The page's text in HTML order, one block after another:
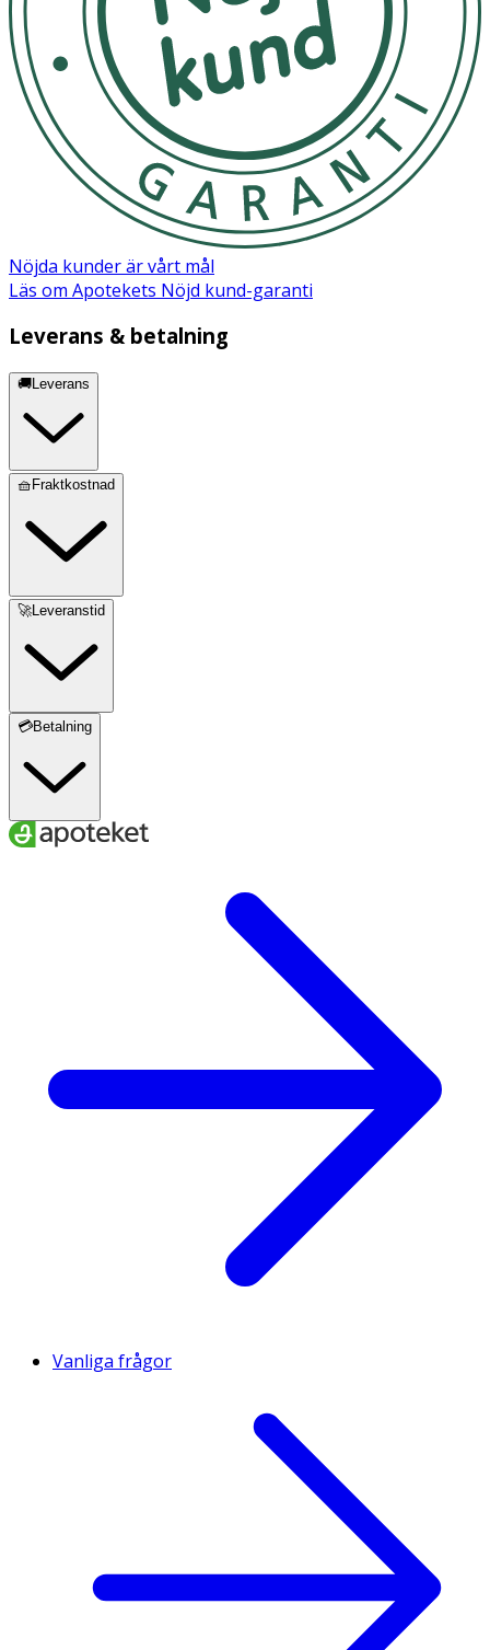
- Börja med att reda ut hårtopparna.
- Arbeta dig gradvis uppåt mot hårrötterna.
- Borsta med nedåtgående drag längs hårbotten.
- Kan användas för att fördela hårprodukter i vått hår.
Förvaring och skötselråd
Förvaras torrt och skyddat från direkt solljus. Rengör
borsten regelbundet.
Nöjda kunder är vårt mål
Läs om Apotekets Nöjd kund-garanti
Leverans & betalning
🚚Leverans
🧺Fraktkostnad
🚀Leveranstid
💳Betalning
Vanliga frågor